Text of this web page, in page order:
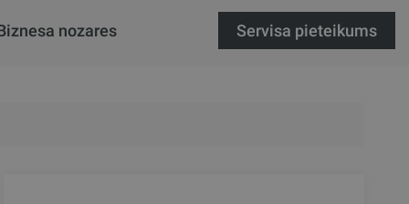
nozares Servisa pieteikums